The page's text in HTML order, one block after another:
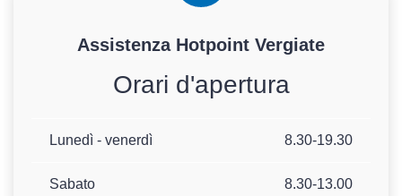
Assistenza Hotpoint Vergiate
Orari d'apertura
Lunedì - venerdì 8.30-19.30
Sabato 8.30-13.00